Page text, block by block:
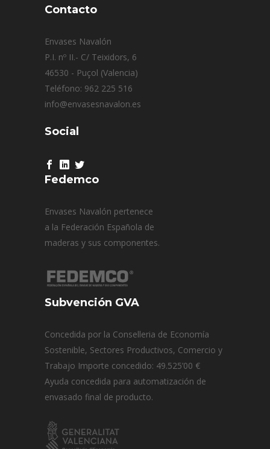
Contacto
Envases Navalón
P.I. nº II.- C/ Teixidors, 6
46530 - Puçol (Valencia)
Teléfono: 962 225 516
info@envasesnavalon.es
Social
Fedemco
Envases Navalón pertenece
a la Federación Española de
maderas y sus componentes.
Subvención GVA
Concedida por la Conselleria de Economía
Sostenible, Sectores Productivos, Comercio y
Trabajo Importe concedido: 49.525’00 €
Ayuda concedida para automatización de
envasado final de producto.